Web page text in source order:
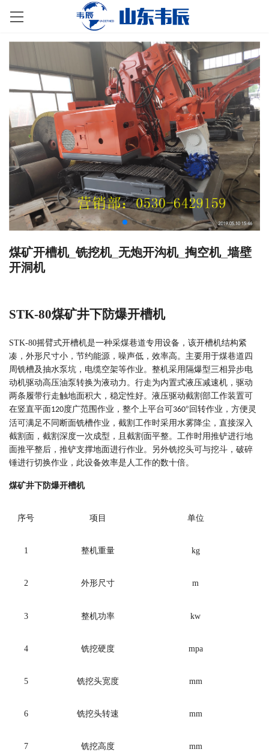
煤矿开槽机_铣挖机_无炮开沟机_掏空机_墙壁
开洞机
STK-80煤矿井下防爆开槽机
STK-80摇臂式开槽机是一种采煤巷道专用设备，该开槽机结构紧
凑，外形尺寸小，节约能源，噪声低，效率高。主要用于煤巷道四
周铣槽及抽水泵坑，电缆空架等作业。整机采用隔爆型三相异步电
动机驱动高压油泵转换为液动力。行走为内置式液压减速机，驱动
两条履带行走触地面积大，稳定性好。液压驱动截割部工作装置可
在竖直平面120度广范围作业，整个上平台可360°回转作业，方便灵
活可满足不同断面铣槽作业，截割工作时采用水雾降尘，直接深入
截割面，截割深度一次成型，且截割面平整。工作时用推铲进行地
面推平整后，推铲支撑地面进行作业。另外铣挖头可与挖斗，破碎
锤进行切换作业，此设备效率是人工作的数十倍。
煤矿井下防爆开槽机
序号 项目 单位
1 整机重量 kg
2 外形尺寸 m
3 整机功率 kw
4 铣挖硬度 mpa
5 铣挖头宽度 mm
6 铣挖头转速 mm
7 铣挖高度 mm